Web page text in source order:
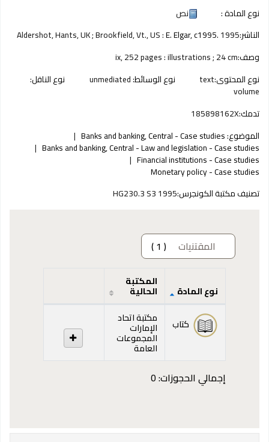
نوع المادة :
نص
الناشر:
Aldershot, Hants, UK ; Brookfield, Vt., US :E. Elgar, c1995.1995
وصف:ix, 252 pages : illustrations ; 24 cm
نوع المحتوى:text نوع الوسائط:unmediated نوع الناقل:
volume
تدمك:185898162X
الموضوع:Banks and banking, Central - Case studies
Banks and banking, Central - Law and legislation - Case studies
Financial institutions - Case studies
Monetary policy - Case studies
تصنيف مكتبة الكونجرس:HG230.3 S3 1995
المقتنيات ( 1 )
المقتنيات
نوع المادة
المكتبة
الحالية
كتاب مكتبة اتحاد
الإمارات
المجموعات
العامة
إجمالي الحجوزات: 0